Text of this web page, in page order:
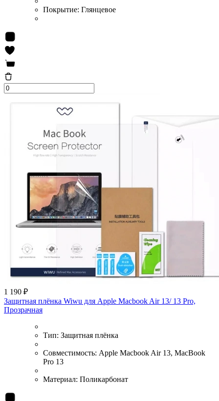
Покрытие: Глянцевое
1 190 ₽
Защитная плёнка Wiwu для Apple Macbook Air 13/ 13 Pro,
Прозрачная
Тип: Защитная плёнка
Совместимость: Apple Macbook Air 13, MacBook
Pro 13
Материал: Поликарбонат